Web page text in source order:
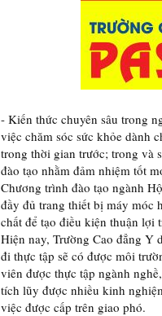
- Kiến thức chuyên sâu trong
việc chăm sóc sức khỏe dành
trong thời gian trước; trong và
đào tạo nhằm đảm nhiệm tốt
Chương trình đào tạo ngành
đầy đủ trang thiết bị máy móc
chất để tạo điều kiện thuận lợi
Hiện nay, Trường Cao đẳng Y
đi thực tập sẽ có được môi
viên được thực tập ngành
tích lũy được nhiều kinh
việc được cấp trên giao phó.